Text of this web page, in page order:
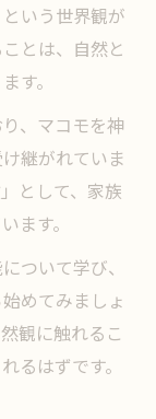
いう世界観が
とは、自然と
す。
、マコモを神
継がれていま
として、家族
ます。
ついて学び、
めてみましょ
観に触れるこ
るはずです。